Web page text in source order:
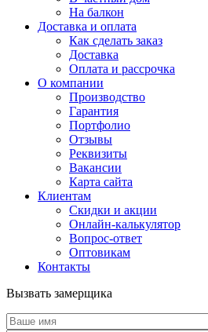
На балкон
Доставка и оплата
Как сделать заказ
Доставка
Оплата и рассрочка
О компании
Производство
Гарантия
Портфолио
Отзывы
Реквизиты
Вакансии
Карта сайта
Клиентам
Скидки и акции
Онлайн-калькулятор
Вопрос-ответ
Оптовикам
Контакты
Вызвать замерщика